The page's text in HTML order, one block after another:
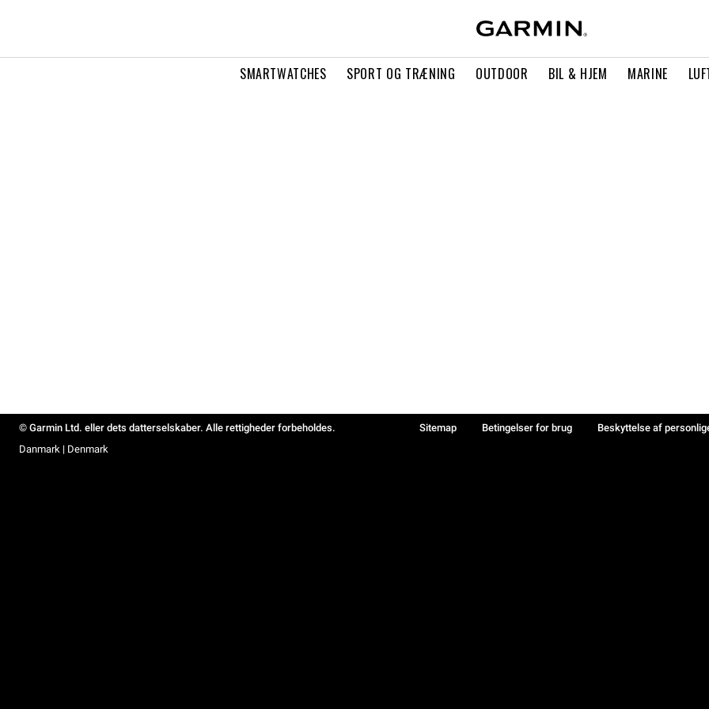
SMARTWATCHES SPORT OG TRÆNING OUTDOOR BIL & HJEM MARINE
© Garmin Ltd. eller dets datterselskaber. Alle rettigheder forbeholdes. Sitemap Betingelser for brug Beskyttelse af
Danmark | Denmark